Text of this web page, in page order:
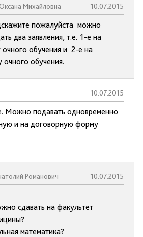
Михайловна 10.07.2015
пожалуйста можно
два заявления, т.е. 1-е на
обучения и 2-е на
обучения.
10.07.2015
Можно подавать одновременно
и на договорную форму
Романович 10.07.2015
сдавать на факультет
математика?